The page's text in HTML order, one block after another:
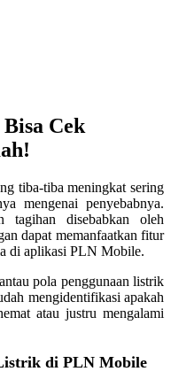
Cek
tiba-tiba meningkat sering
mengenai penyebabnya.
tagihan disebabkan oleh
dapat memanfaatkan fitur
di aplikasi PLN Mobile.
pola penggunaan listrik
mengidentifikasi apakah
atau justru mengalami
di PLN Mobile